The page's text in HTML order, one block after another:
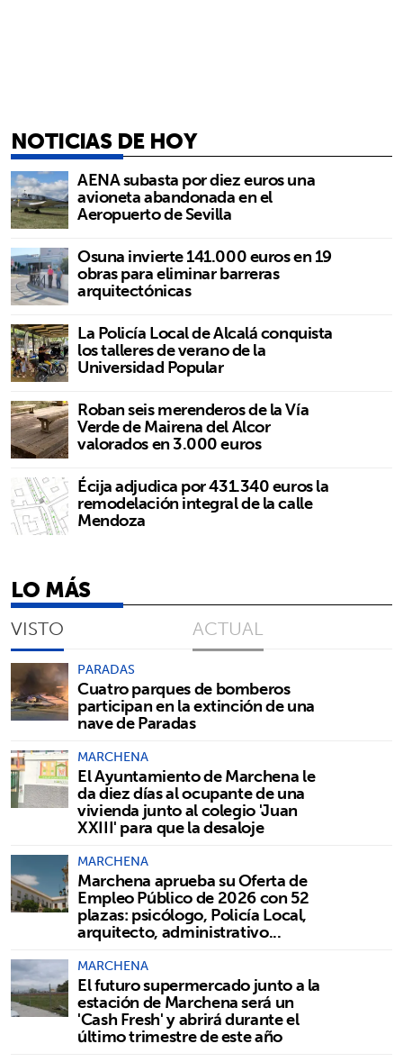
NOTICIAS DE HOY
AENA subasta por diez euros una
avioneta abandonada en el
Aeropuerto de Sevilla
Osuna invierte 141.000 euros en 19
obras para eliminar barreras
arquitectónicas
La Policía Local de Alcalá conquista
los talleres de verano de la
Universidad Popular
Roban seis merenderos de la Vía
Verde de Mairena del Alcor
valorados en 3.000 euros
Écija adjudica por 431.340 euros la
remodelación integral de la calle
Mendoza
LO MÁS
VISTO ACTUAL
PARADAS
Cuatro parques de bomberos
participan en la extinción de una
nave de Paradas
MARCHENA
El Ayuntamiento de Marchena le
da diez días al ocupante de una
vivienda junto al colegio 'Juan
XXIII' para que la desaloje
MARCHENA
Marchena aprueba su Oferta de
Empleo Público de 2026 con 52
plazas: psicólogo, Policía Local,
arquitecto, administrativo...
MARCHENA
El futuro supermercado junto a la
estación de Marchena será un
'Cash Fresh' y abrirá durante el
último trimestre de este año